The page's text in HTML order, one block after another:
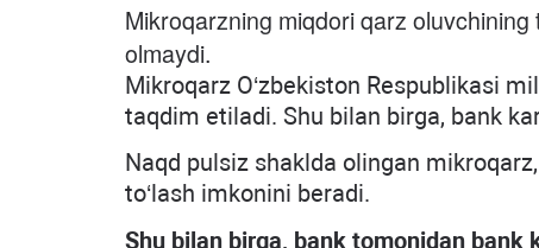
Mikroqarzning miqdori qarz oluvchining
olmaydi.
Mikroqarz O‘zbekiston Respublikasi
taqdim etiladi. Shu bilan birga, bank
Naqd pulsiz shaklda olingan
to‘lash imkonini beradi.
Shu bilan birga, bank tomonidan bank